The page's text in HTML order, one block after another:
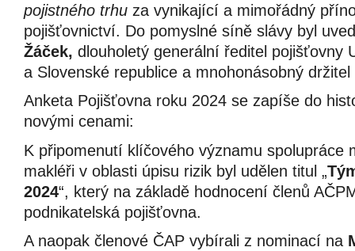
pojistného trhu za vynikající a mimořádný
pojišťovnictví. Do pomyslné síně slávy byl
Žáček, dlouholetý generální ředitel pojišťovny
a Slovenské republice a mnohonásobný
Anketa Pojišťovna roku 2024 se zapíše do
novými cenami:
K připomenutí klíčového významu spolupráce
makléři v oblasti úpisu rizik byl udělen titul „
2024“, který na základě hodnocení členů
podnikatelská pojišťovna.
A naopak členové ČAP vybírali z nominací na